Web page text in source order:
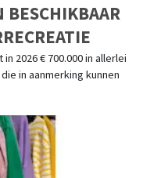
BESCHIKBAAR
2026 € 700.000 in allerlei
in aanmerking kunnen